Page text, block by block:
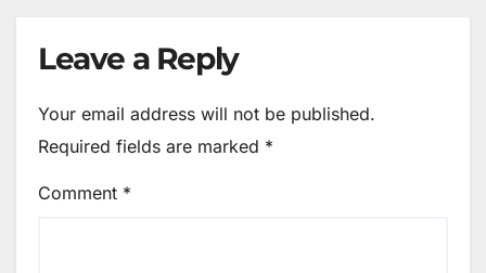
Leave a Reply
Your email address will not be published.
Required fields are marked *
Comment *